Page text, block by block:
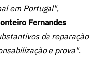
em Portugal",
Fernandes
da reparação
e prova".